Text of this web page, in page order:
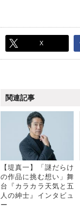
X
関連記事
【堤真一】「謎だらけ
の作品に挑む想い」舞
台『カラカラ天気と五
人の紳士』インタビュ
ー